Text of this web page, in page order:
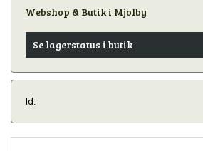
Webshop & Butik i Mjölby
Se lagerstatus i butik
Id: